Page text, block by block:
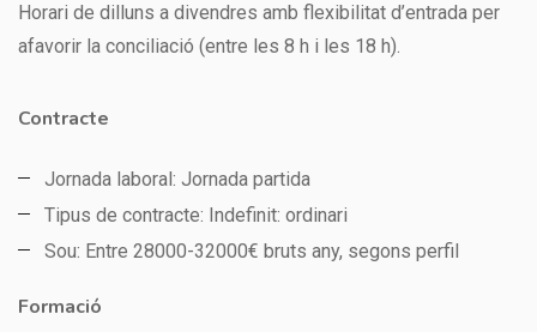
Horari de dilluns a divendres amb flexibilitat d’entrada per
afavorir la conciliació (entre les 8 h i les 18 h).
Contracte
Jornada laboral: Jornada partida
Tipus de contracte: Indefinit: ordinari
Sou: Entre 28000-32000€ bruts any, segons perfil
Formació